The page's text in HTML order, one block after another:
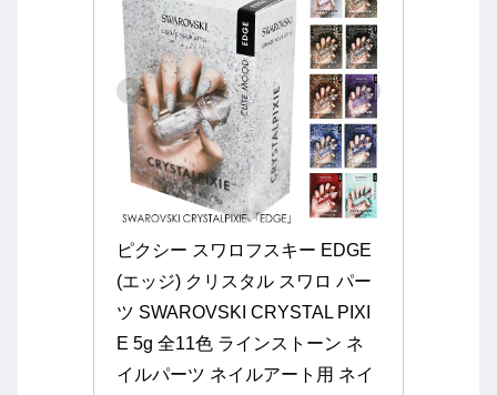
ピクシー スワロフスキー EDGE
(エッジ) クリスタル スワロ パー
ツ SWAROVSKI CRYSTAL PIXI
E 5g 全11色 ラインストーン ネ
イルパーツ ネイルアート用 ネイ